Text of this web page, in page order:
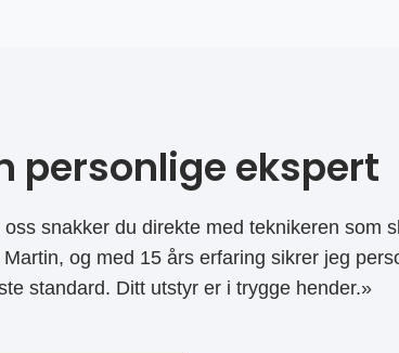
personlige ekspert
oss snakker du direkte med teknikeren som
Martin, og med 15 års erfaring sikrer jeg
standard. Ditt utstyr er i trygge hender.»